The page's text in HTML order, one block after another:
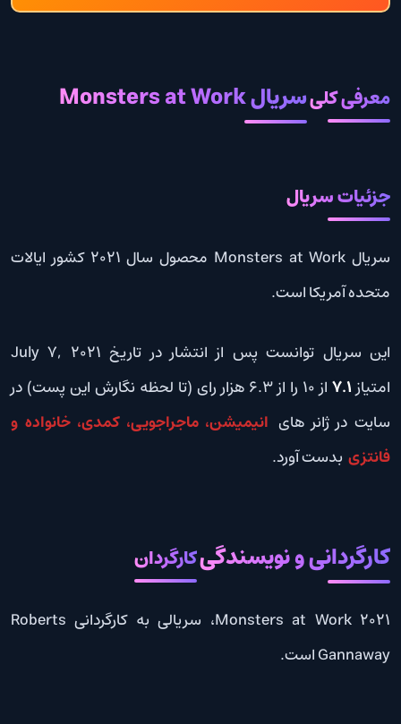
معرفی کلیسریال Monsters at Work
جزئیات سریال
سریال Monsters at Work محصول سال 2021 کشور ایالات
متحده آمریکا است.
این سریال توانست پس از انتشار در تاریخ July 7, 2021
امتیاز7.1
از 10 را از 6.3 هزار رای (تا لحظه نگارش این پست) در
سایت در ژانر های انیمیشن، ماجراجویی، کمدی، خانواده و
فانتزی بدست آورد.
کارگردانی و نویسندگیکارگردان
Monsters at Work 2021، سریالی به کارگردانی Roberts
Gannaway است.